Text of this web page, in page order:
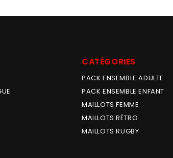
CATÉGORIES
PACK ENSEMBLE ADULTE
PACK ENSEMBLE ENFANT
MAILLOTS FEMME
MAILLOTS RÉTRO
MAILLOTS RUGBY